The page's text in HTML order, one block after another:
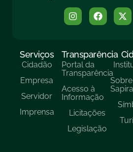
Serviços
Cidadão
Empresa
Servidor
Imprensa
Transparência
Portal da
Transparência
Acesso à
Informação
Licitações
Legislação
Sobre